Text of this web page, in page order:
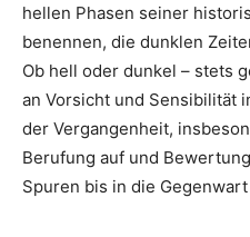
hellen Phasen seiner
benennen, die dunklen
Ob hell oder dunkel – stets
an Vorsicht und Sensibilität
der Vergangenheit,
Berufung auf und
Spuren bis in die